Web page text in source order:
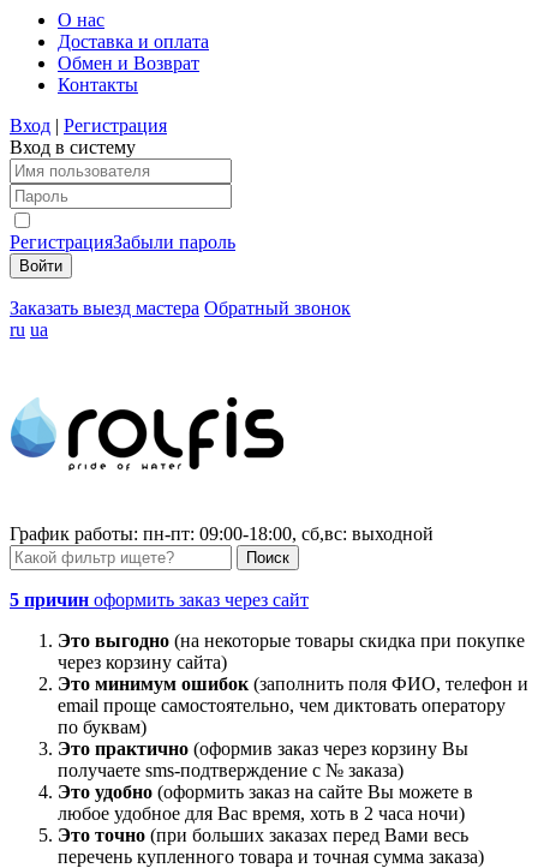
О нас
Доставка и оплата
Обмен и Возврат
Контакты
Вход | Регистрация
Вход в систему
РегистрацияЗабыли пароль
Заказать выезд мастера Обратный звонок
ru ua
График работы: пн-пт: 09:00-18:00, сб,вс: выходной
5 причин оформить заказ через сайт
Это выгодно (на некоторые товары скидка при покупке
через корзину сайта)
Это минимум ошибок (заполнить поля ФИО, телефон и
email проще самостоятельно, чем диктовать оператору
по буквам)
Это практично (оформив заказ через корзину Вы
получаете sms-подтверждение с № заказа)
Это удобно (оформить заказ на сайте Вы можете в
любое удобное для Вас время, хоть в 2 часа ночи)
Это точно (при больших заказах перед Вами весь
перечень купленного товара и точная сумма заказа)